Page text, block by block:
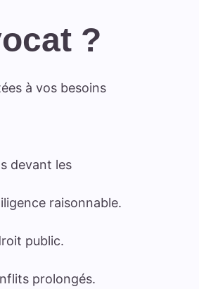
?
à vos besoins
devant les
raisonnable.
public.
prolongés.